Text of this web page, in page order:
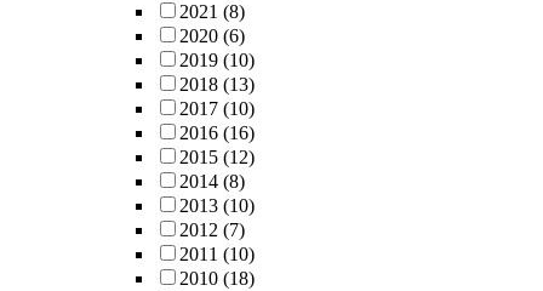
2021 (8)
2020 (6)
2019 (10)
2018 (13)
2017 (10)
2016 (16)
2015 (12)
2014 (8)
2013 (10)
2012 (7)
2011 (10)
2010 (18)